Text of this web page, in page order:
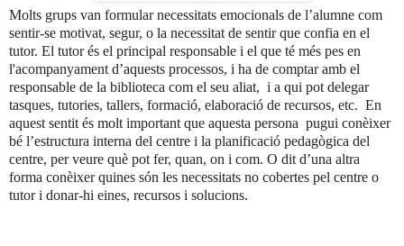
Molts grups van formular necessitats emocionals de l’alumne com
sentir-se motivat, segur, o la necessitat de sentir que confia en el
tutor. El tutor és el principal responsable i el que té més pes en
l'acompanyament d’aquests processos, i ha de comptar amb el
responsable de la biblioteca com el seu aliat, i a qui pot delegar
tasques, tutories, tallers, formació, elaboració de recursos, etc. En
aquest sentit és molt important que aquesta persona pugui conèixer
bé l’estructura interna del centre i la planificació pedagògica del
centre, per veure què pot fer, quan, on i com. O dit d’una altra
forma conèixer quines són les necessitats no cobertes pel centre o
tutor i donar-hi eines, recursos i solucions.